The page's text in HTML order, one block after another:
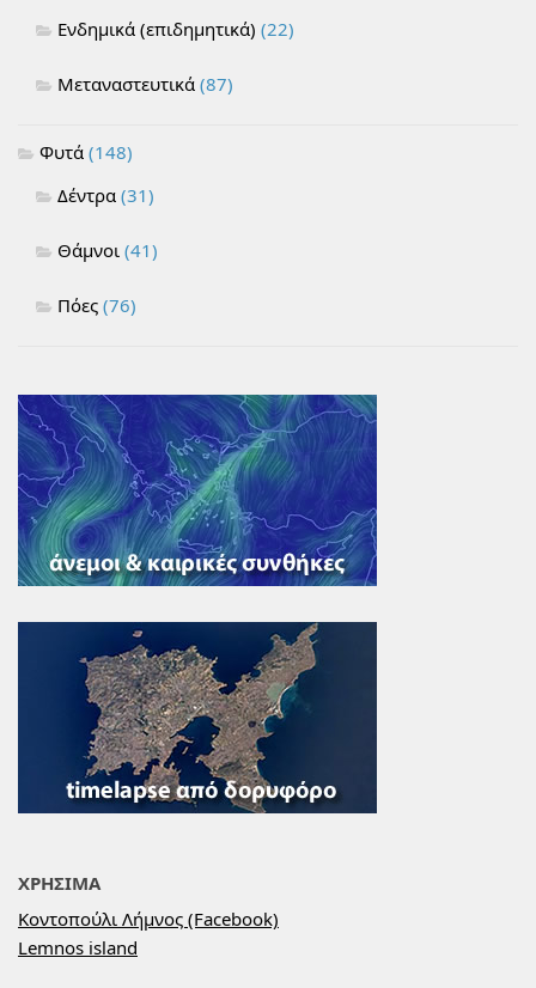
Ενδημικά (επιδημητικά) (22)
Μεταναστευτικά (87)
Φυτά (148)
Δέντρα (31)
Θάμνοι (41)
Πόες (76)
ΧΡΗΣΙΜΑ
Κοντοπούλι Λήμνος (Facebook)
Lemnos island